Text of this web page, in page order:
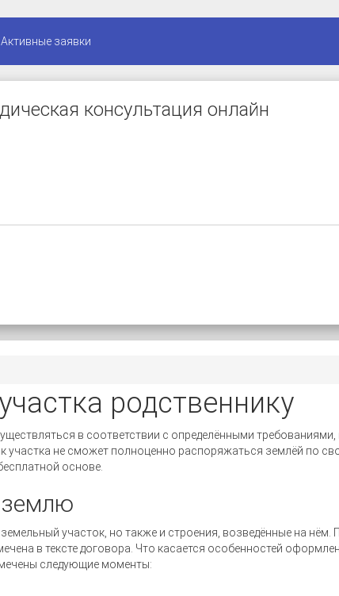
Активные заявки
консультация онлайн
родственнику
в соответствии с определёнными
не сможет полноценно распоряжаться землёй по
основе.
землю
участок, но также и строения, возведённые на
в тексте договора. Что касается особенностей
следующие моменты: